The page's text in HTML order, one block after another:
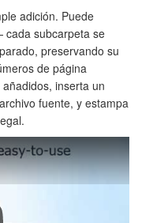
adición. Puede
subcarpeta se
preservando su
de página
inserta un
fuente, y estampa